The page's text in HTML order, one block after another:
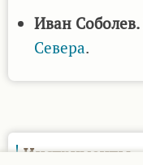
Иван Соболев.
Севера.
Инструменты